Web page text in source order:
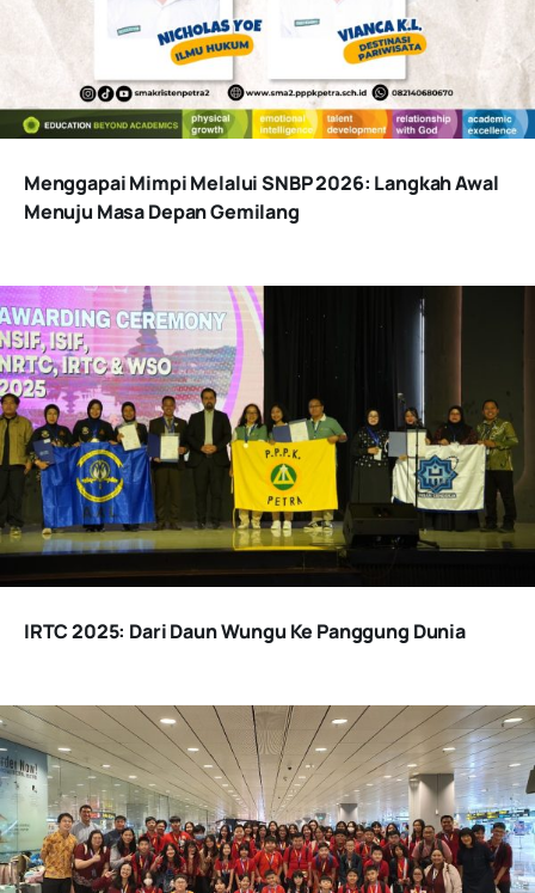
Menggapai Mimpi Melalui SNBP 2026: Langkah Awal
Menuju Masa Depan Gemilang
IRTC 2025: Dari Daun Wungu Ke Panggung Dunia